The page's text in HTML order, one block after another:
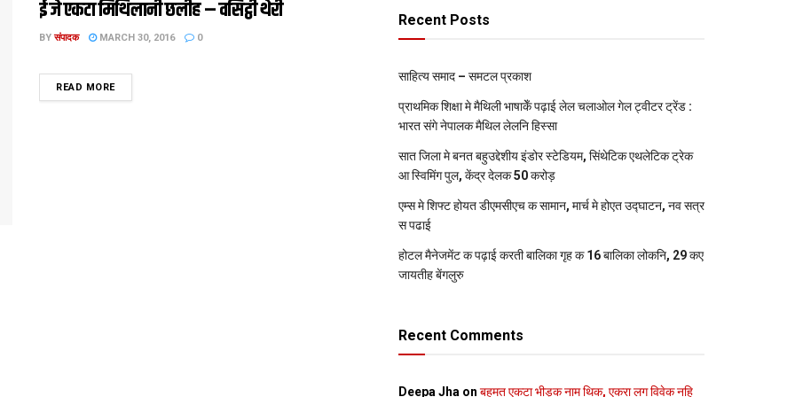
ई जे एकटा मिथि‍लानी छलीह – वसिट्ठी थेरी
BY संपादक MARCH 30, 2016 0
READ MOREDETAILS
Recent Posts
साहित्य समाद – समटल प्रकाश
प्राथमिक शि‍क्षा मे मैथि‍ली भाषाकेँ पढ़ाई लेल चलाओल गेल ट्वीटर ट्रेंड :
भारत संगे नेपालक मैथिल लेलनि हिस्सा
सात जिला मे बनत बहुउद्देशीय इंडोर स्‍टेडि‍यम, सिंथेटिक एथलेटिक ट्रेक
आ स्विमिंग पुल, केंद्र देलक 50 करोड़
एम्स मे शिफ्ट होयत डीएमसीएच क सामान, मार्च मे होएत उद्घाटन, नव सत्र
स पढाई
होटल मैनेजमेंट क पढ़ाई करती बालिका गृह क 16 बालिका लोकनि, 29 कए
जायतीह बेंगलुरु
Recent Comments
Deepa Jha on बहुमत एकटा भीड़क नाम थिक, एकरा लग विवेक नहि